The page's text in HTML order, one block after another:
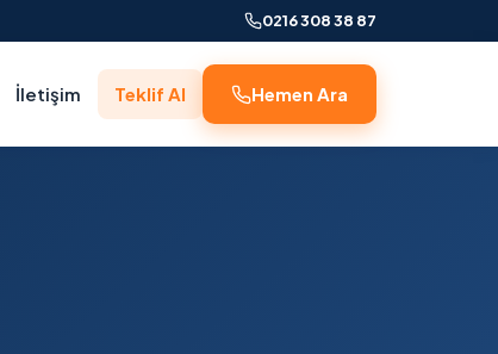
0216 308 38 87
İletişim Teklif Al Hemen Ara